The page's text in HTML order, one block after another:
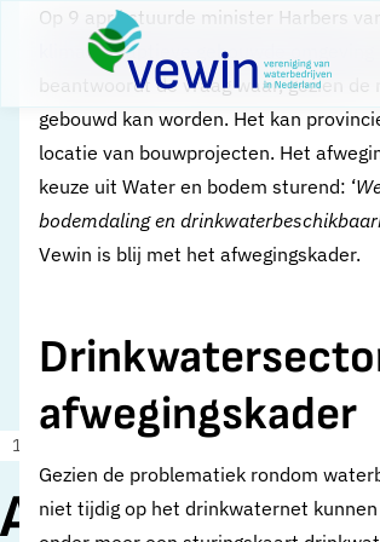
Direct naar contentTerug naar de startpagina
10 april 2024 Nieuws
Op 9 april stuurde minister Harbers
klimaatadaptieve gebouwde omgeving
beantwoordt de vraag waar, gezien
gebouwd kan worden. Het kan
locatie van bouwprojecten. Het
keuze uit Water en bodem sturend: ‘
bodemdaling en
Vewin is blij met het afwegingskader.
afwegingskader
Gezien de problematiek rondom
niet tijdig op het drinkwaternet